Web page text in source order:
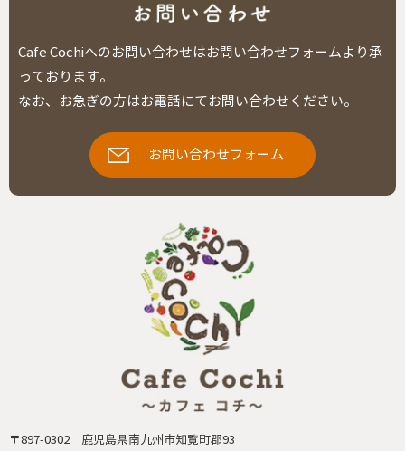
Cafe Cochiへのお問い合わせはお問い合わせフォームより承
っております。
なお、お急ぎの方はお電話にてお問い合わせください。
お問い合わせフォーム
〒897-0302 鹿児島県南九州市知覧町郡93